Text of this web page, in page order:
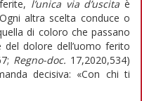
l’unica via d’uscitaè
altra scelta conduce o
di coloro che passano
dolore dell’uomo ferito
Regno-doc. 17,2020,534)
decisiva: «Con chi ti